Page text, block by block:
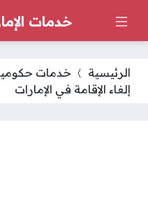
خدمات
الرئيسية خدمات
إلغاء الإقامة في الإمارات